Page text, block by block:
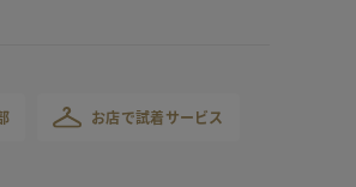
お店で試着サービス